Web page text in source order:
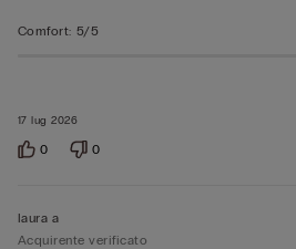
17 lug 2026
Comfort: 5/5
0 0
laura a
Acquirente verificato